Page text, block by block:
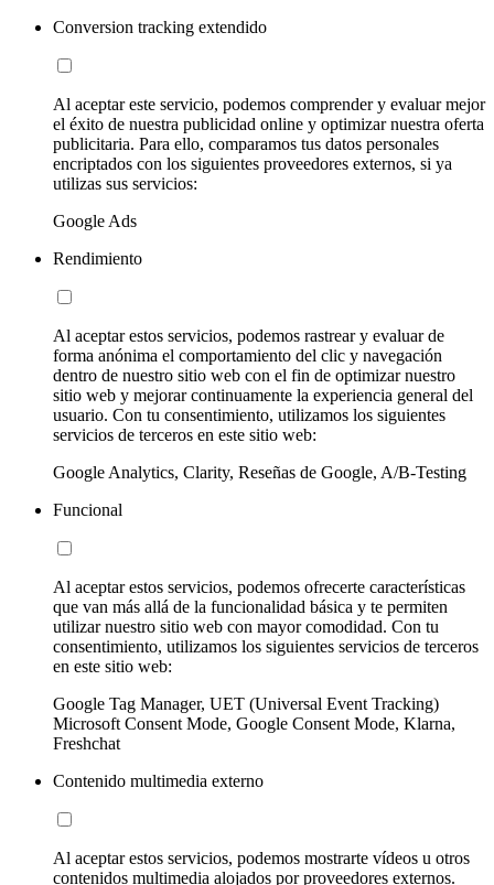
Conversion tracking extendido
Al aceptar este servicio, podemos comprender y evaluar mejor
el éxito de nuestra publicidad online y optimizar nuestra oferta
publicitaria. Para ello, comparamos tus datos personales
encriptados con los siguientes proveedores externos, si ya
utilizas sus servicios:
Google Ads
Rendimiento
Al aceptar estos servicios, podemos rastrear y evaluar de
forma anónima el comportamiento del clic y navegación
dentro de nuestro sitio web con el fin de optimizar nuestro
sitio web y mejorar continuamente la experiencia general del
usuario. Con tu consentimiento, utilizamos los siguientes
servicios de terceros en este sitio web:
Google Analytics, Clarity, Reseñas de Google, A/B-Testing
Funcional
Al aceptar estos servicios, podemos ofrecerte características
que van más allá de la funcionalidad básica y te permiten
utilizar nuestro sitio web con mayor comodidad. Con tu
consentimiento, utilizamos los siguientes servicios de terceros
en este sitio web:
Google Tag Manager, UET (Universal Event Tracking)
Microsoft Consent Mode, Google Consent Mode, Klarna,
Freshchat
Contenido multimedia externo
Al aceptar estos servicios, podemos mostrarte vídeos u otros
contenidos multimedia alojados por proveedores externos.